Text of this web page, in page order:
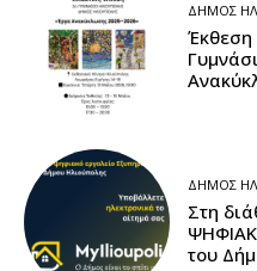
ΔΉΜΟΣ
Έκθεση
ΔΉΜΟΣ
Στη
του